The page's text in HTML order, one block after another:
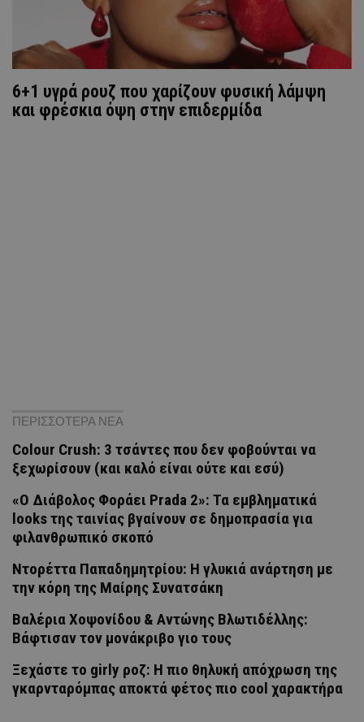
6+1 υγρά ρουζ που χαρίζουν φυσική λάμψη
και φρέσκια όψη στην επιδερμίδα
ΠΕΡΙΣΣΟΤΕΡΑ ΝΕΑ
Colour Crush: 3 τσάντες που δεν φοβούνται να
ξεχωρίσουν (και καλό είναι ούτε και εσύ)
«Ο Διάβολος Φοράει Prada 2»: Τα εμβληματικά
looks της ταινίας βγαίνουν σε δημοπρασία για
φιλανθρωπικό σκοπό
Ντορέττα Παπαδημητρίου: Η γλυκιά ανάρτηση με
την κόρη της Μαίρης Συνατσάκη
Βαλέρια Χοψονίδου & Αντώνης Βλωτιδέλλης:
Βάφτισαν τον μονάκριβο γιο τους
Ξεχάστε το girly ροζ: Η πιο θηλυκή απόχρωση της
γκαρνταρόμπας αποκτά φέτος πιο cool χαρακτήρα